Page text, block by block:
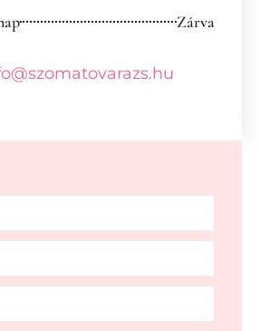
Zárva